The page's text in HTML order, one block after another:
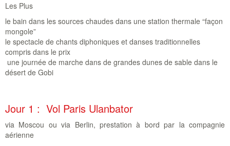
Les Plus
le bain dans les sources chaudes dans une station thermale “façon
mongole”
le spectacle de chants diphoniques et danses traditionnelles
compris dans le prix
une journée de marche dans de grandes dunes de sable dans le
désert de Gobi
Jour 1 : Vol Paris Ulanbator
via Moscou ou via Berlin, prestation à bord par la compagnie
aérienne